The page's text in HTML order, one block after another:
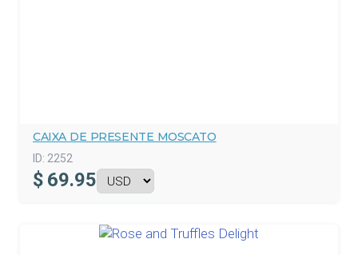
CAIXA DE PRESENTE MOSCATO
ID: 2252
$ 69.95